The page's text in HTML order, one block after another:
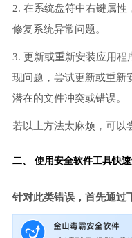
2. 在系统盘符中右键属性
修复系统异常问题。
3. 更新或重新安装应用程
现问题，尝试更新或重新
潜在的文件冲突或错误。
若以上方法太麻烦，可以
二、 使用安全软件工具快
针对此类错误，首先通过